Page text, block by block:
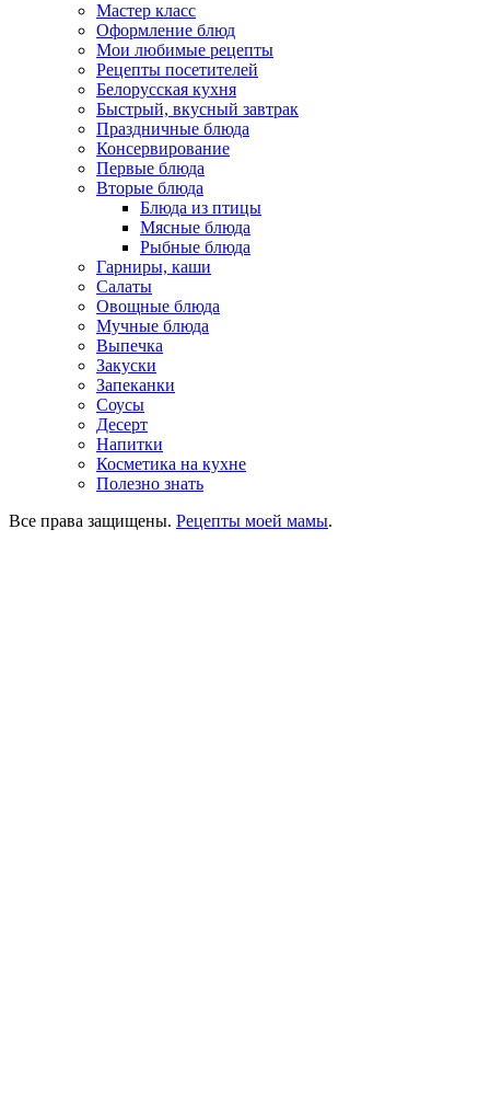
Мастер класс
Оформление блюд
Мои любимые рецепты
Рецепты посетителей
Белорусская кухня
Быстрый, вкусный завтрак
Праздничные блюда
Консервирование
Первые блюда
Вторые блюда
Блюда из птицы
Мясные блюда
Рыбные блюда
Гарниры, каши
Салаты
Овощные блюда
Мучные блюда
Выпечка
Закуски
Запеканки
Соусы
Десерт
Напитки
Косметика на кухне
Полезно знать
Все права защищены. Рецепты моей мамы.